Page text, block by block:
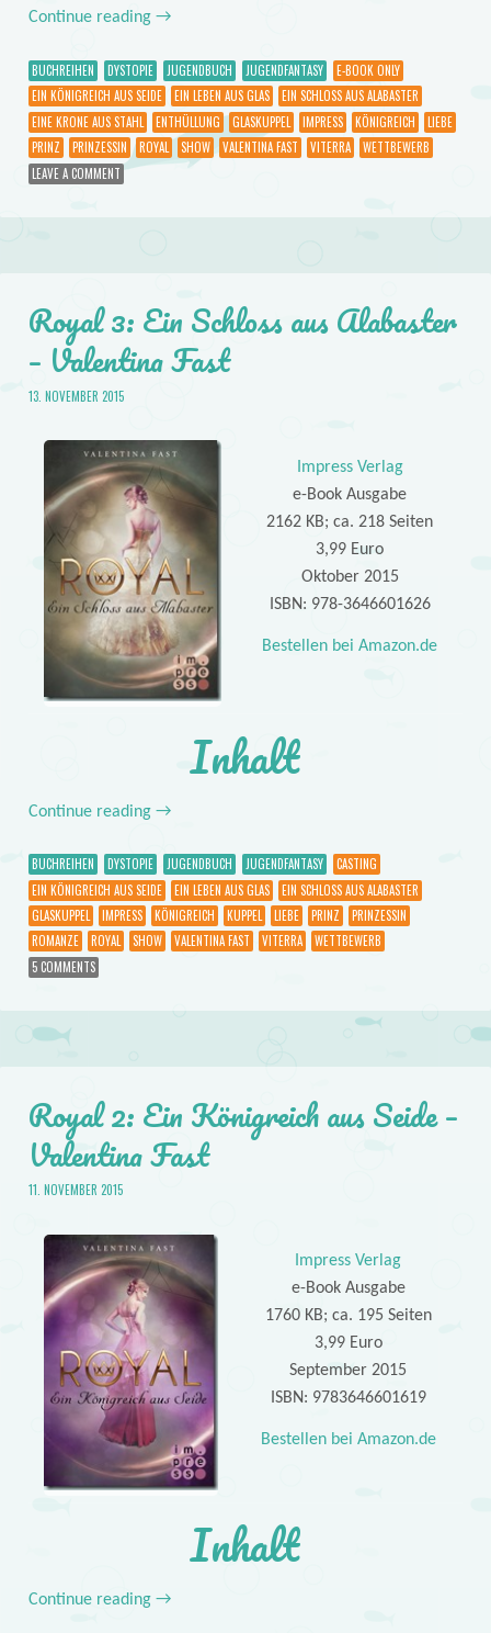
Continue reading →
BUCHREIHEN DYSTOPIE JUGENDBUCH JUGENDFANTASY
E-BOOK ONLY
EIN KÖNIGREICH AUS SEIDE
EIN LEBEN AUS GLAS
EIN SCHLOSS AUS ALABASTER
EINE KRONE AUS STAHL
ENTHÜLLUNG GLASKUPPEL IMPRESS KÖNIGREICH
LIEBE
PRINZ
PRINZESSIN ROYAL SHOW VALENTINA FAST VITERRA
WETTBEWERB
LEAVE A COMMENT
Royal 3: Ein Schloss aus Alabaster
– Valentina Fast
13. NOVEMBER 2015
Impress Verlag
e-Book Ausgabe
2162 KB; ca. 218 Seiten
3,99 Euro
Oktober 2015
ISBN: 978-3646601626
Bestellen bei Amazon.de
Inhalt
Continue reading →
BUCHREIHEN DYSTOPIE JUGENDBUCH JUGENDFANTASY
CASTING
EIN KÖNIGREICH AUS SEIDE
EIN LEBEN AUS GLAS
EIN SCHLOSS AUS ALABASTER
GLASKUPPEL
IMPRESS KÖNIGREICH KUPPEL LIEBE PRINZ
PRINZESSIN
ROMANZE
ROYAL SHOW VALENTINA FAST VITERRA
WETTBEWERB
5 COMMENTS
Royal 2: Ein Königreich aus Seide –
Valentina Fast
11. NOVEMBER 2015
Impress Verlag
e-Book Ausgabe
1760 KB; ca. 195 Seiten
3,99 Euro
September 2015
ISBN: 9783646601619
Bestellen bei Amazon.de
Inhalt
Continue reading →